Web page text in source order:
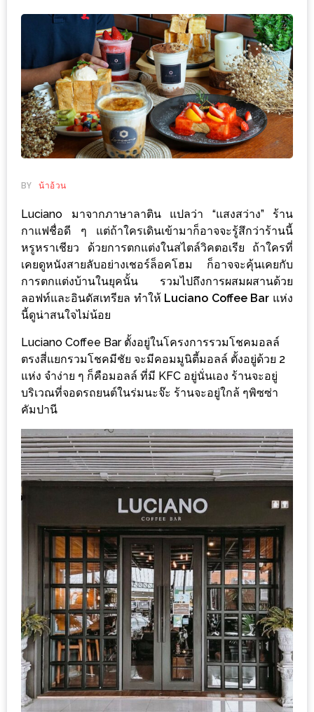
ครบ
ครั้ง
ช้อป
ชิ
ลล์
MARKET
FESTIVAL
10
ร้าน
พ่อ
ค้า
แซ่บ
แม่ค้า
สวย
รวย
เสน่ห์
ของ
ต้อง
ไป
ลอง
16
ร้าน
อร่อย
ที่
ต้อง
มา
BY น้าอ้วน
Luciano มาจากภาษาลาติน แปลว่า “แสงสว่าง” ร้าน
กาแฟชื่อดี ๆ แต่ถ้าใครเดินเข้ามาก็อาจจะรู้สึกว่าร้านนี้
หรูหราเชียว ด้วยการตกแต่งในสไตล์วิคตอเรีย ถ้าใครที่
เคยดูหนังสายลับอย่างเชอร์ล็อคโฮม ก็อาจจะคุ้นเคยกับ
การตกแต่งบ้านในยุคนั้น รวมไปถึงการผสมผสานด้วย
ลอฟท์และอินดัสเทรียล ทำให้ Luciano Coffee Bar แห่ง
นี้ดูน่าสนใจไม่น้อย
Luciano Coffee Bar ตั้งอยู่ในโครงการรวมโชคมอลล์
ตรงสี่แยกรวมโชคมีชัย จะมีคอมมูนิตี้มอลล์ ตั้งอยู่ด้วย 2
แห่ง จำง่าย ๆ ก็คือมอลล์ ที่มี KFC อยู่นั่นเอง ร้านจะอยู่
บริเวณที่จอดรถยนต์ในร่มนะจ๊ะ ร้านจะอยู่ใกล้ ๆพิซซ่า
คัมปานี